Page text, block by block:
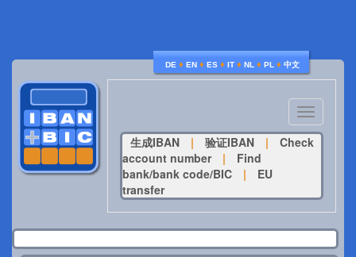
DE ♦ EN ♦ ES ♦ IT ♦ NL ♦ PL ♦ 中文
Toggle
navigation
生成IBAN
| 验证IBAN |
Check
account number
|
Find
bank/bank code/BIC
|
EU
transfer